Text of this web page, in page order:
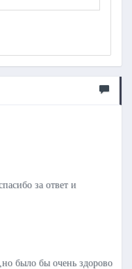
за ответ и
было бы очень здорово